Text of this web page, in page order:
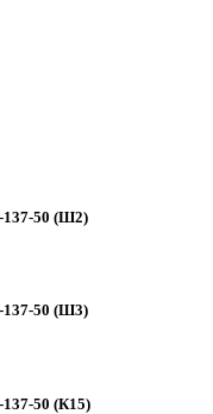
137-50 (Ш2)
137-50 (Ш3)
50 (К15)